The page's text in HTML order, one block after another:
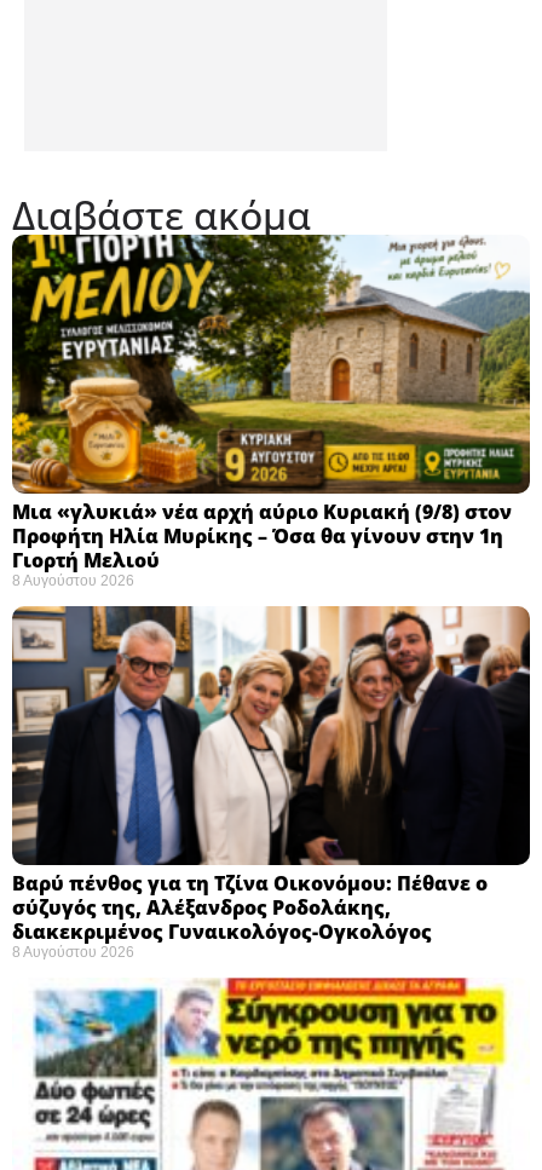
Διαβάστε ακόμα
Μια «γλυκιά» νέα αρχή αύριο Κυριακή (9/8) στον
Προφήτη Ηλία Μυρίκης – Όσα θα γίνουν στην 1η
Γιορτή Μελιού
8 Αυγούστου 2026
Βαρύ πένθος για τη Τζίνα Οικονόμου: Πέθανε ο
σύζυγός της, Αλέξανδρος Ροδολάκης,
διακεκριμένος Γυναικολόγος-Ογκολόγος
8 Αυγούστου 2026